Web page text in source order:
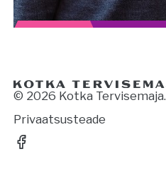
© 2026 Kotka Tervisemaja.
Privaatsusteade